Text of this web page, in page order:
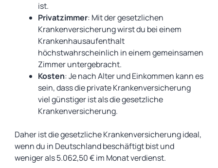
ist.
Privatzimmer: Mit der gesetzlichen
Krankenversicherung wirst du bei einem
Krankenhausaufenthalt
höchstwahrscheinlich in einem gemeinsamen
Zimmer untergebracht.
Kosten: Je nach Alter und Einkommen kann es
sein, dass die private Krankenversicherung
viel günstiger ist als die gesetzliche
Krankenversicherung.
Daher ist die gesetzliche Krankenversicherung ideal,
wenn du in Deutschland beschäftigt bist und
weniger als 5.062,50 € im Monat verdienst.